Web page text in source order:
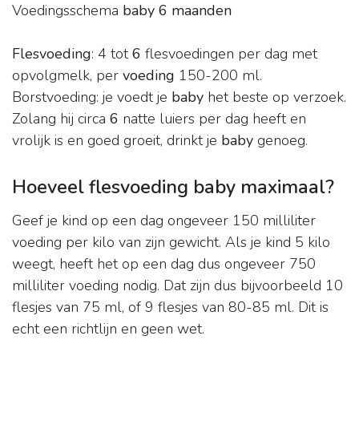
Voedingsschema baby 6 maanden
Flesvoeding: 4 tot6 flesvoedingen per dag met
opvolgmelk, per voeding 150-200 ml.
Borstvoeding: je voedt je baby het beste op verzoek.
Zolang hij circa 6 natte luiers per dag heeft en
vrolijk is en goed groeit, drinkt je baby genoeg.
Hoeveel flesvoeding baby maximaal?
Geef je kind op een dag ongeveer 150 milliliter
voeding per kilo van zijn gewicht. Als je kind 5 kilo
weegt, heeft het op een dag dus ongeveer 750
milliliter voeding nodig. Dat zijn dus bijvoorbeeld 10
flesjes van 75 ml, of 9 flesjes van 80-85 ml. Dit is
echt een richtlijn en geen wet.